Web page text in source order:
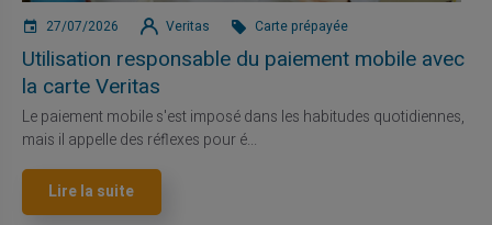
27/07/2026 Veritas Carte prépayée
Utilisation responsable du paiement mobile avec
la carte Veritas
Le paiement mobile s'est imposé dans les habitudes quotidiennes,
mais il appelle des réflexes pour é...
Lire la suite